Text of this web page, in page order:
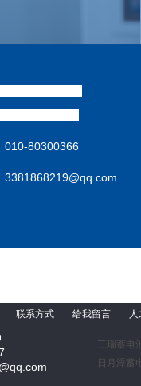
010-80300366
3381868219@qq.com
联系方式 给我留言
三瑞蓄电
日月潭蓄